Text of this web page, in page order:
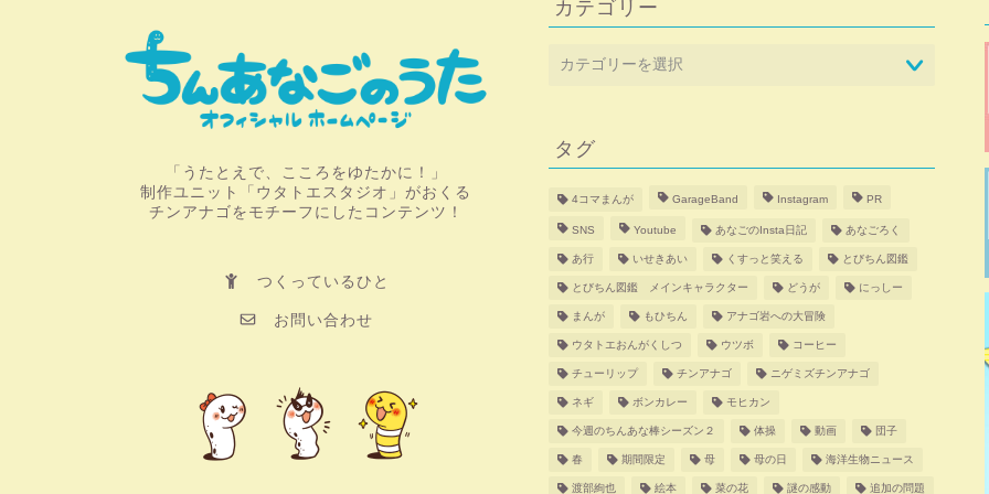
「うたとえで、こころをゆたかに！」
制作ユニット「ウタトエスタジオ」がおくる
チンアナゴをモチーフにしたコンテンツ！
つくっているひと
お問い合わせ
カテゴリー
タグ
4コマまんが GarageBand Instagram PR
SNS Youtube あなごのInsta日記 あなごろく
あ行 いせきあい くすっと笑える とびちん図鑑
とびちん図鑑 メインキャラクター どうが にっしー
まんが もひちん アナゴ岩への大冒険
ウタトエおんがくしつ ウツボ コーヒー
チューリップ チンアナゴ ニゲミズチンアナゴ
ネギ ボンカレー モヒカン
今週のちんあな棒シーズン２ 体操 動画 団子
春 期間限定 母 母の日 海洋生物ニュース
渡部絢也 絵本 菜の花 謎の感動 追加の問題